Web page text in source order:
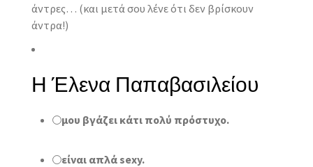
άντρες… (και μετά σου λένε ότι δεν βρίσκουν
άντρα!)
Η Έλενα Παπαβασιλείου
μου βγάζει κάτι πολύ πρόστυχο.
είναι απλά sexy.